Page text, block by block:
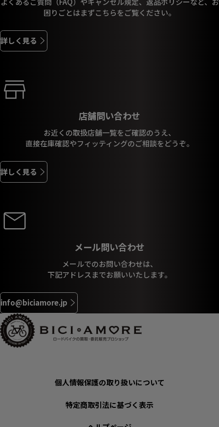
困りごとはまずこちらをご覧ください。
詳しく見る
店舗問い合わせ
お近くの取扱店舗一覧をご確認のうえ、
直接在庫確認やフィッティングのご相談をどうぞ。
詳しく見る
メール問い合わせ
メールでのお問い合わせは、
下記アドレスまでお願いいたします。
info@biciamore.jp
個人情報保護の取り扱いについて
特定商取引法に基づく表示